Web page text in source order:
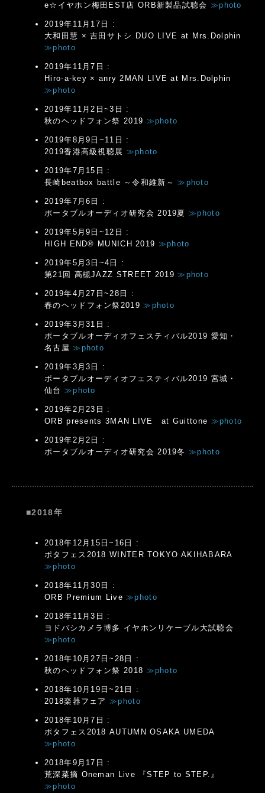
e☆イヤホン梅田EST店 ORB新製品試聴会 ≫photo
2019年11月17日 :
大和田慧 × 吉田サトシ DUO LIVE at Mrs.Dolphin
≫photo
2019年11月7日 :
Hiro-a-key × anry 2MAN LIVE at Mrs.Dolphin
≫photo
2019年11月2日~3日 :
秋のヘッドフォン祭 2019 ≫photo
2019年8月9日~11日 :
2019香港高級視聴展 ≫photo
2019年7月15日 :
長崎beatbox battle ～令和維新～≫photo
2019年7月6日 :
ポータブルオーディオ研究会 2019夏≫photo
2019年5月9日~12日 :
HIGH END® MUNICH 2019 ≫photo
2019年5月3日~4日 :
第21回 高槻JAZZ STREET 2019≫photo
2019年4月27日~28日 :
春のヘッドフォン祭2019≫photo
2019年3月31日 :
ポータブルオーディオフェスティバル2019 愛知・
名古屋≫photo
2019年3月3日 :
ポータブルオーディオフェスティバル2019 宮城・
仙台 ≫photo
2019年2月23日 :
ORB presents 3MAN LIVE at Guittone ≫photo
2019年2月2日 :
ポータブルオーディオ研究会 2019冬≫photo
■2018年
2018年12月15日~16日 :
ポタフェス2018 WINTER TOKYO AKIHABARA
≫photo
2018年11月30日 :
ORB Premium Live≫photo
2018年11月3日 :
ヨドバシカメラ博多 イヤホンリケーブル大試聴会
≫photo
2018年10月27日~28日 :
秋のヘッドフォン祭 2018 ≫photo
2018年10月19日~21日 :
2018楽器フェア≫photo
2018年10月7日 :
ポタフェス2018 AUTUMN OSAKA UMEDA
≫photo
2018年9月17日 :
荒深菜摘 Oneman Live 『STEP to STEP.』
≫photo